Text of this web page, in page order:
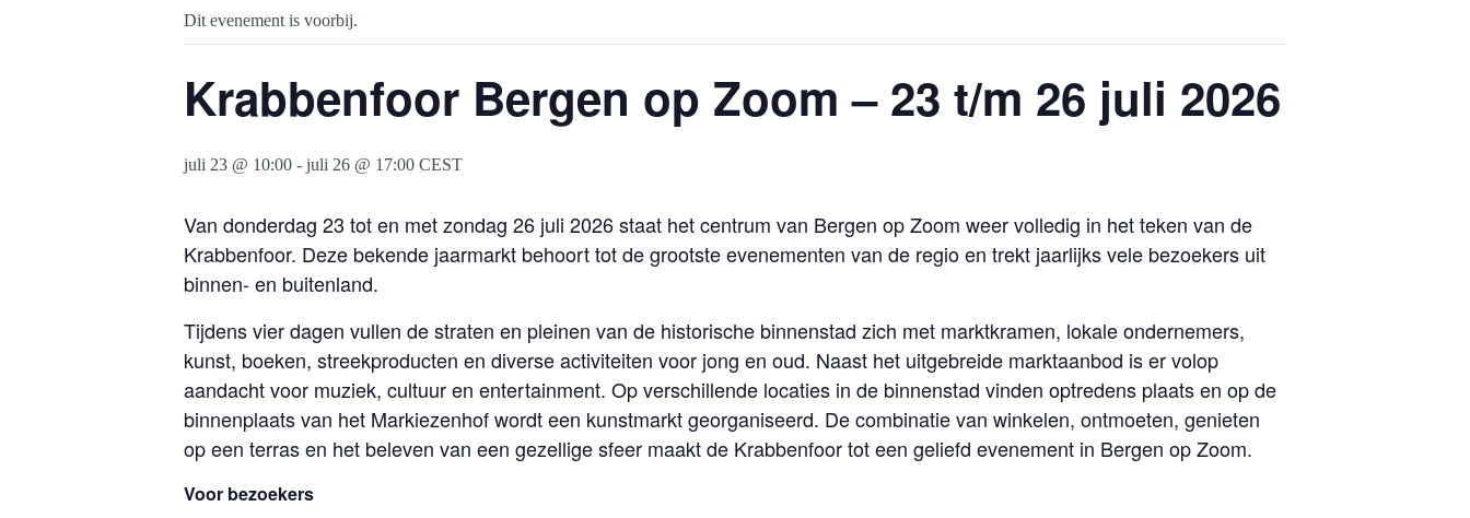
Dit evenement is voorbij.
Krabbenfoor Bergen op Zoom – 23 t/m 26 juli 2026
juli 23 @ 10:00 - juli 26 @ 17:00 CEST
Van donderdag 23 tot en met zondag 26 juli 2026 staat het centrum van Bergen op Zoom weer volledig in het teken van de
Krabbenfoor. Deze bekende jaarmarkt behoort tot de grootste evenementen van de regio en trekt jaarlijks vele bezoekers uit
binnen- en buitenland.
Tijdens vier dagen vullen de straten en pleinen van de historische binnenstad zich met marktkramen, lokale ondernemers,
kunst, boeken, streekproducten en diverse activiteiten voor jong en oud. Naast het uitgebreide marktaanbod is er volop
aandacht voor muziek, cultuur en entertainment. Op verschillende locaties in de binnenstad vinden optredens plaats en op de
binnenplaats van het Markiezenhof wordt een kunstmarkt georganiseerd. De combinatie van winkelen, ontmoeten, genieten
op een terras en het beleven van een gezellige sfeer maakt de Krabbenfoor tot een geliefd evenement in Bergen op Zoom.
Voor bezoekers